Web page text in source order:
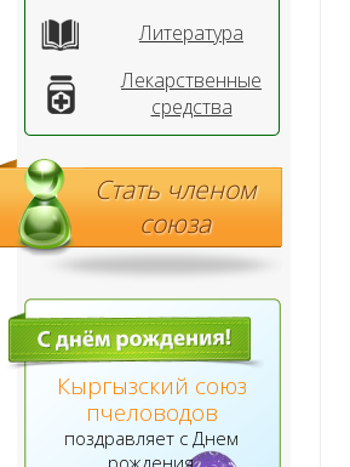
Литература
Лекарственные
средства
Стать членом
союза
Кыргызский союз
пчеловодов
поздравляет с Днем
рождения